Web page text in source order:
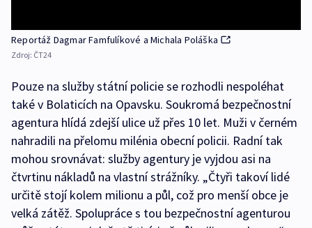
Reportáž Dagmar Famfulíkové a Michala Poláška
Zdroj: ČT24
Pouze na služby státní policie se rozhodli nespoléhat
také v Bolaticích na Opavsku. Soukromá bezpečnostní
agentura hlídá zdejší ulice už přes 10 let. Muži v černém
nahradili na přelomu milénia obecní policii. Radní tak
mohou srovnávat: služby agentury je vyjdou asi na
čtvrtinu nákladů na vlastní strážníky. „Čtyři takoví lidé
určitě stojí kolem milionu a půl, což pro menší obce je
velká zátěž. Spolupráce s tou bezpečnostní agenturou